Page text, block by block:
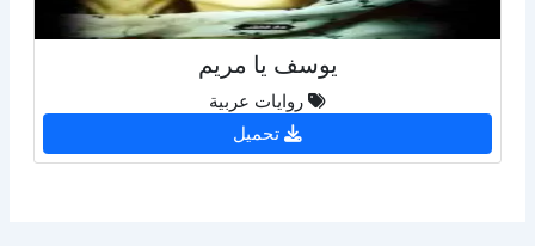
يوسف يا مريم
روايات عربية
تحميل